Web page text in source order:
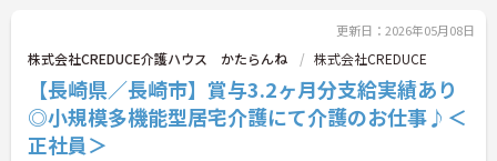
更新日：2026年05月08日
株式会社CREDUCE介護ハウス かたらんね 株式会社CREDUCE
【長崎県／長崎市】賞与3.2ヶ月分支給実績あり
◎小規模多機能型居宅介護にて介護のお仕事♪＜
正社員＞